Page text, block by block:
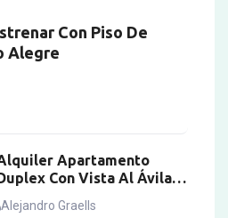
Con Piso De
Alegre
Apartamento
Con Vista Al Ávila
Alejandro Graells